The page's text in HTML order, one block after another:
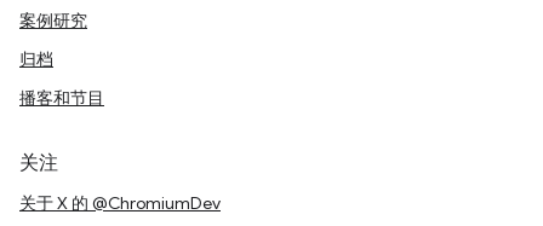
案例研究
归档
播客和节目
关注
关于 X 的 @ChromiumDev